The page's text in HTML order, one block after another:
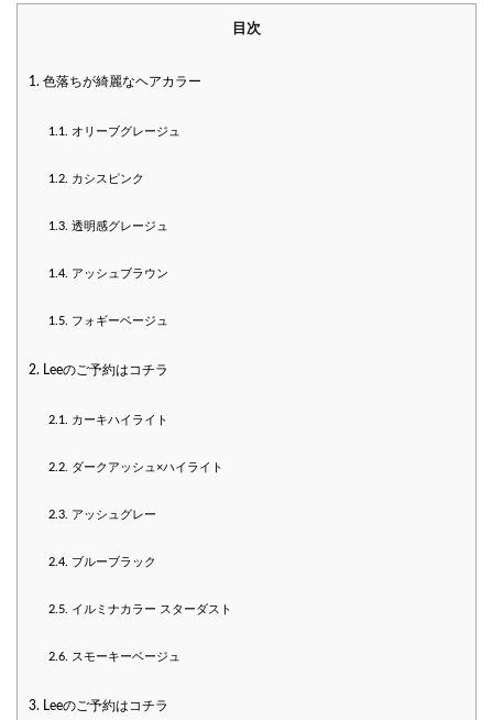
目次
1. 色落ちが綺麗なヘアカラー
1.1. オリーブグレージュ
1.2. カシスピンク
1.3. 透明感グレージュ
1.4. アッシュブラウン
1.5. フォギーベージュ
2. Leeのご予約はコチラ
2.1. カーキハイライト
2.2. ダークアッシュ×ハイライト
2.3. アッシュグレー
2.4. ブルーブラック
2.5. イルミナカラー スターダスト
2.6. スモーキーベージュ
3. Leeのご予約はコチラ